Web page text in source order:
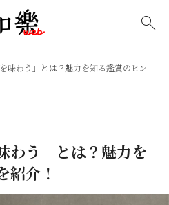
味わう」とは？魅力を知る鑑賞のヒン
わう」とは？魅力を
紹介！